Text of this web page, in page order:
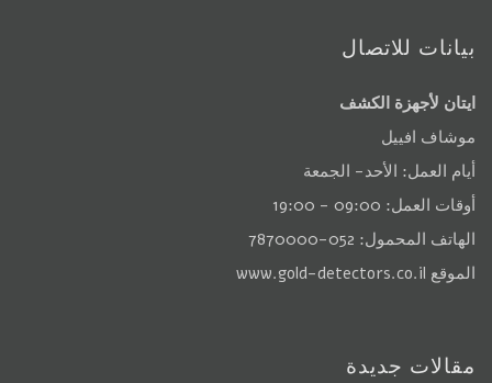
بيانات للاتصال
ايتان لأجهزة الكشف
موشاف افييل
أيام العمل: الأحد- الجمعة
أوقات العمل: 09:00 - 19:00
الهاتف المحمول: 052-7870000
الموقع www.gold-detectors.co.il
مقالات جديدة